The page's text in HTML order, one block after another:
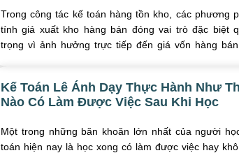
Trong công tác kế toán hàng tồn kho, các phương
tính giá xuất kho hàng bán đóng vai trò đặc biệt
trọng vì ảnh hưởng trực tiếp đến giá vốn hàng bán,
Kế Toán Lê Ánh Dạy Thực Hành Như
Nào Có Làm Được Việc Sau Khi Học
Một trong những băn khoăn lớn nhất của người
toán hiện nay là học xong có làm được việc hay